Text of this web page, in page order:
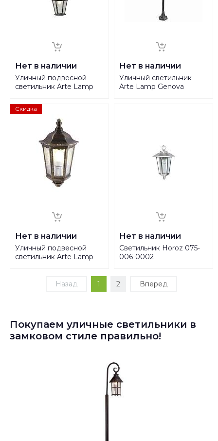
Нет в наличии
Уличный подвесной
светильник Arte Lamp
Нет в наличии
Уличный светильник
Arte Lamp Genova
Скидка
Нет в наличии
Уличный подвесной
светильник Arte Lamp
Нет в наличии
Светильник Horoz 075-
006-0002
Назад 1 2 Вперед
Покупаем уличные светильники в
замковом стиле правильно!